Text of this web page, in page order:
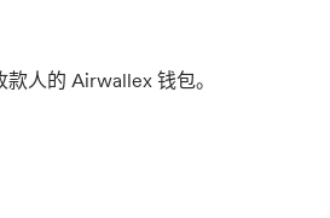
人的 Airwallex 钱包。